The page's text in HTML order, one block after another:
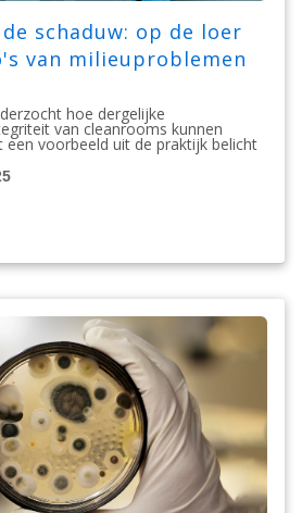
schaduw: op de loer
van milieuproblemen
hoe dergelijke
van cleanrooms kunnen
voorbeeld uit de praktijk belicht